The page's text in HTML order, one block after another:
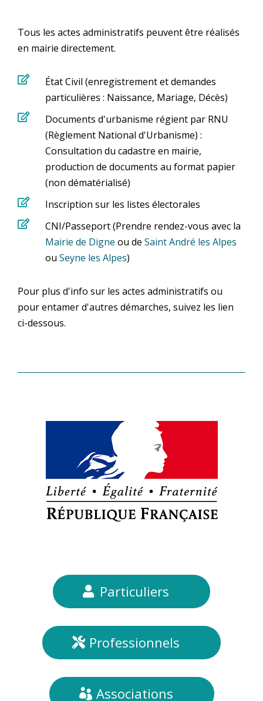
Tous les actes administratifs peuvent être réalisés
en mairie directement.

État Civil (enregistrement et demandes
particulières : Naissance, Mariage, Décès)

Documents d'urbanisme régient par RNU
(Règlement National d'Urbanisme) :
Consultation du cadastre en mairie,
production de documents au format papier
(non dématérialisé)
 Inscription sur les listes électorales

CNI/Passeport (Prendre rendez-vous avec la
Mairie de Digne ou de Saint André les Alpes
ou Seyne les Alpes)
Pour plus d'info sur les actes administratifs ou
pour entamer d'autres démarches, suivez les lien
ci-dessous.
Particuliers
Professionnels
Associations